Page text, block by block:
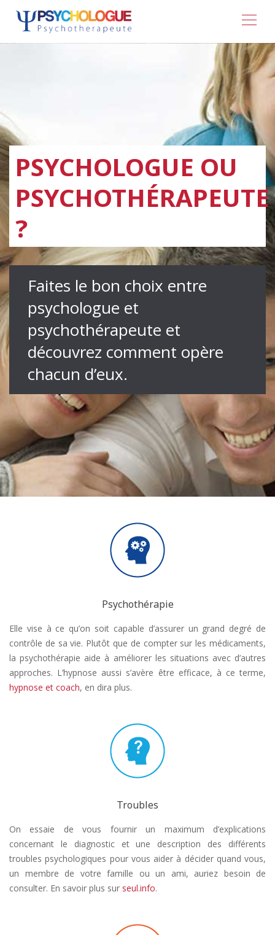
PSYCHOLOGUE OU
PSYCHOTHÉRAPEUTE
?
Faites le bon choix entre
psychologue et
psychothérapeute et
découvrez comment opère
chacun d’eux.
Psychothérapie
Elle vise à ce qu’on soit capable d’assurer un grand degré de
contrôle de sa vie. Plutôt que de compter sur les médicaments,
la psychothérapie aide à améliorer les situations avec d’autres
approches. L’hypnose aussi s’avère être efficace, à ce terme,
hypnose et coach, en dira plus.
Troubles
On essaie de vous fournir un maximum d’explications
concernant le diagnostic et une description des différents
troubles psychologiques pour vous aider à décider quand vous,
un membre de votre famille ou un ami, auriez besoin de
consulter. En savoir plus sur seul.info.